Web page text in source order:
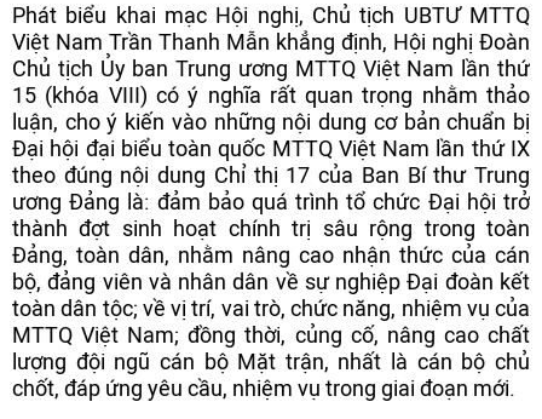
Phát biểu khai mạc Hội nghị, Chủ tịch UBTƯ MTTQ
Việt Nam Trần Thanh Mẫn khẳng định, Hội nghị Đoàn
Chủ tịch Ủy ban Trung ương MTTQ Việt Nam lần thứ
15 (khóa VIII) có ý nghĩa rất quan trọng nhằm thảo
luận, cho ý kiến vào những nội dung cơ bản chuẩn bị
Đại hội đại biểu toàn quốc MTTQ Việt Nam lần thứ IX
theo đúng nội dung Chỉ thị 17 của Ban Bí thư Trung
ương Đảng là: đảm bảo quá trình tổ chức Đại hội trở
thành đợt sinh hoạt chính trị sâu rộng trong toàn
Đảng, toàn dân, nhằm nâng cao nhận thức của cán
bộ, đảng viên và nhân dân về sự nghiệp Đại đoàn kết
toàn dân tộc; về vị trí, vai trò, chức năng, nhiệm vụ của
MTTQ Việt Nam; đồng thời, củng cố, nâng cao chất
lượng đội ngũ cán bộ Mặt trận, nhất là cán bộ chủ
chốt, đáp ứng yêu cầu, nhiệm vụ trong giai đoạn mới.